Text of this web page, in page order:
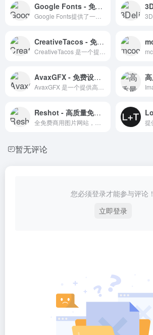
Google Fonts - 免费英文字体库
CreativeTacos - 免费素材资源的宝库
AvaxGFX - 免费设计资源的宝库
Reshot - 高质量免费商用图片资源
暂无评论
您必须登录才能参与评论！
立即登录